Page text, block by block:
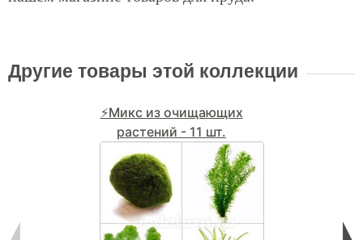
Другие товары этой коллекции
⚡Микс из очищающих
растений - 11 шт.